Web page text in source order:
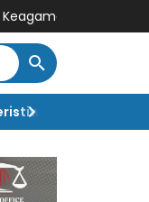
Sasaran Non Fisik